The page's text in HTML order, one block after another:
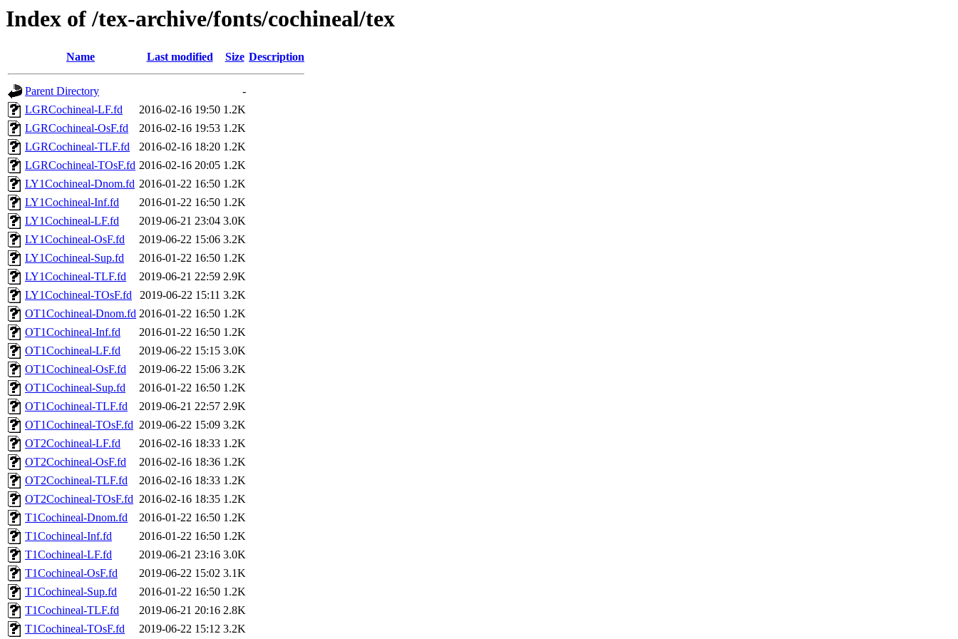
Index of /tex-archive/fonts/cochineal/tex
Name Last modified Size Description
Parent Directory
-
LGRCochineal-LF.fd
2016-02-16 19:50 1.2K
LGRCochineal-OsF.fd
2016-02-16 19:53 1.2K
LGRCochineal-TLF.fd
2016-02-16 18:20 1.2K
LGRCochineal-TOsF.fd 2016-02-16 20:05 1.2K
LY1Cochineal-Dnom.fd 2016-01-22 16:50 1.2K
LY1Cochineal-Inf.fd
2016-01-22 16:50 1.2K
LY1Cochineal-LF.fd
2019-06-21 23:04 3.0K
LY1Cochineal-OsF.fd
2019-06-22 15:06 3.2K
LY1Cochineal-Sup.fd
2016-01-22 16:50 1.2K
LY1Cochineal-TLF.fd
2019-06-21 22:59 2.9K
LY1Cochineal-TOsF.fd
2019-06-22 15:11 3.2K
OT1Cochineal-Dnom.fd 2016-01-22 16:50 1.2K
OT1Cochineal-Inf.fd
2016-01-22 16:50 1.2K
OT1Cochineal-LF.fd
2019-06-22 15:15 3.0K
OT1Cochineal-OsF.fd
2019-06-22 15:06 3.2K
OT1Cochineal-Sup.fd
2016-01-22 16:50 1.2K
OT1Cochineal-TLF.fd
2019-06-21 22:57 2.9K
OT1Cochineal-TOsF.fd 2019-06-22 15:09 3.2K
OT2Cochineal-LF.fd
2016-02-16 18:33 1.2K
OT2Cochineal-OsF.fd
2016-02-16 18:36 1.2K
OT2Cochineal-TLF.fd
2016-02-16 18:33 1.2K
OT2Cochineal-TOsF.fd 2016-02-16 18:35 1.2K
T1Cochineal-Dnom.fd
2016-01-22 16:50 1.2K
T1Cochineal-Inf.fd
2016-01-22 16:50 1.2K
T1Cochineal-LF.fd
2019-06-21 23:16 3.0K
T1Cochineal-OsF.fd
2019-06-22 15:02 3.1K
T1Cochineal-Sup.fd
2016-01-22 16:50 1.2K
T1Cochineal-TLF.fd
2019-06-21 20:16 2.8K
T1Cochineal-TOsF.fd
2019-06-22 15:12 3.2K